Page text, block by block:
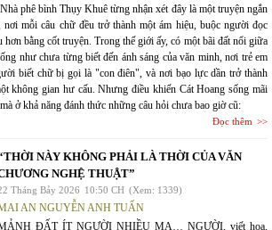
phê bình Thụy Khuê từng nhận xét đây là một truyện ngắn
nơi mỗi câu chữ đều trở thành một ám hiệu, buộc người đọc
hơn bằng cốt truyện. Trong thế giới ấy, có một bãi đất nổi giữa
như chưa từng biết đến ánh sáng của văn minh, nơi trẻ em
biết chữ bị gọi là "con điên", và nơi bạo lực dần trở thành
không gian hư cấu. Nhưng điều khiến Cát Hoang sống mãi
ở khả năng đánh thức những câu hỏi chưa bao giờ cũ:
Đọc thêm
NÀY KHÔNG PHẢI LÀ THỜI CỦA VĂN
NGHỆ THUẬT”
Tháng Bảy 2026 10:50 CH (Xem: 1339)
AN NGUYỄN ANH TUẤN
ĐẤT ÍT NGƯỜI NHIỀU MA… NGƯỜI, viết hoa,